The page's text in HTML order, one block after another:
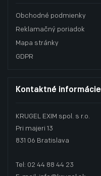
Obchodné podmienky
Reklamačný poriadok
Mapa stránky
GDPR
Kontaktné informácie
KRUGEL EXIM spol. s r.o.
Pri majeri 13
831 06 Bratislava
Tel: 02 44 88 44 23